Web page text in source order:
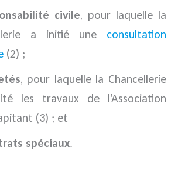
civile, pour laquelle la
a initié une consultation
(2) ;
, pour laquelle la Chancellerie
les travaux de l’Association
(3) ; et
spéciaux.